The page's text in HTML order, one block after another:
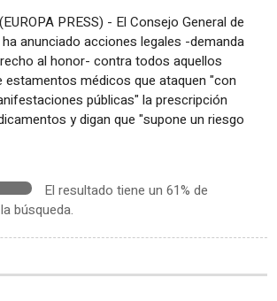
PRESS) - El Consejo General de
anunciado acciones legales -demanda
al honor- contra todos aquellos
estamentos médicos que ataquen "con
públicas" la prescripción
y digan que "supone un riesgo
El resultado tiene un 61% de
búsqueda.